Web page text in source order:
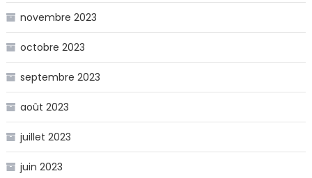
novembre 2023
octobre 2023
septembre 2023
août 2023
juillet 2023
juin 2023